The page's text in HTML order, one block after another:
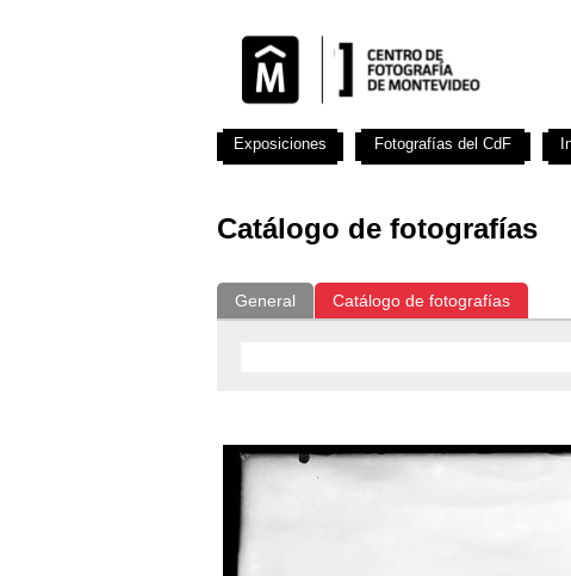
Catálogo de fotografías
General Catálogo de fotografías
Exposiciones Fotografías del CdF